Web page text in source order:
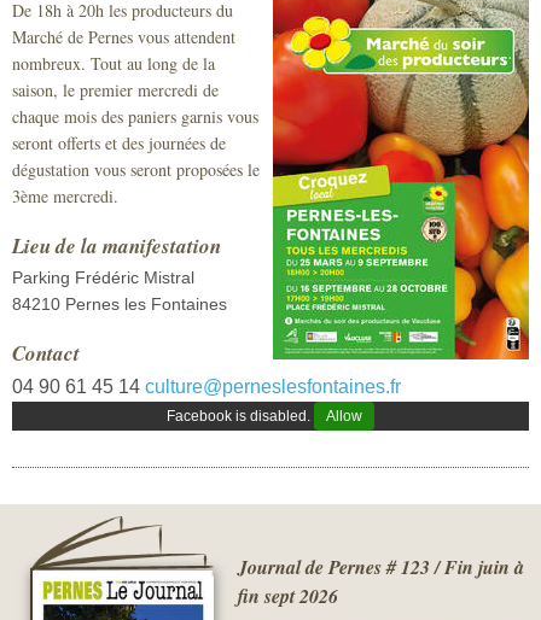
Sécurité civile
Sécurité publique
De 18h à 20h les producteurs du
Marché de Pernes vous attendent
nombreux. Tout au long de la
saison, le premier mercredi de
chaque mois des paniers garnis vous
seront offerts et des journées de
dégustation vous seront proposées le
3ème mercredi.
Lieu de la manifestation
Parking Frédéric Mistral
84210 Pernes les Fontaines
Contact
04 90 61 45 14 culture@perneslesfontaines.fr
Facebook is disabled. Allow
Journal de Pernes # 123 / Fin juin à
fin sept 2026